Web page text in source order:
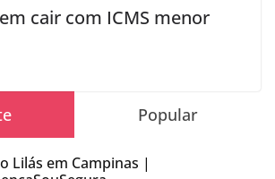
cair com ICMS menor
Popular
Lilás em Campinas |